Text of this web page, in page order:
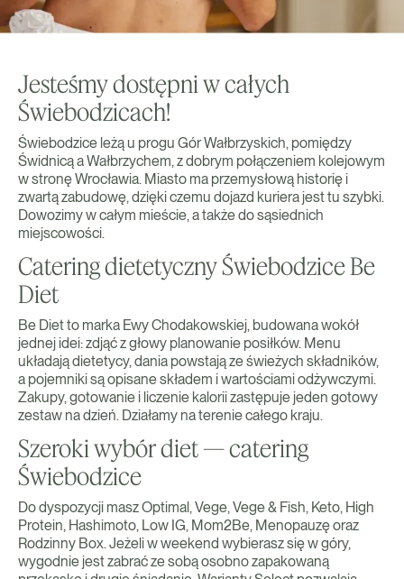
Jesteśmy dostępni w całych
Świebodzicach!
Świebodzice leżą u progu Gór Wałbrzyskich, pomiędzy
Świdnicą a Wałbrzychem, z dobrym połączeniem kolejowym
w stronę Wrocławia. Miasto ma przemysłową historię i
zwartą zabudowę, dzięki czemu dojazd kuriera jest tu szybki.
Dowozimy w całym mieście, a także do sąsiednich
miejscowości.
Catering dietetyczny Świebodzice Be
Diet
Be Diet to marka Ewy Chodakowskiej, budowana wokół
jednej idei: zdjąć z głowy planowanie posiłków. Menu
układają dietetycy, dania powstają ze świeżych składników,
a pojemniki są opisane składem i wartościami odżywczymi.
Zakupy, gotowanie i liczenie kalorii zastępuje jeden gotowy
zestaw na dzień. Działamy na terenie całego kraju.
Szeroki wybór diet — catering
Świebodzice
Do dyspozycji masz Optimal, Vege, Vege & Fish, Keto, High
Protein, Hashimoto, Low IG, Mom2Be, Menopauzę oraz
Rodzinny Box. Jeżeli w weekend wybierasz się w góry,
wygodnie jest zabrać ze sobą osobno zapakowaną